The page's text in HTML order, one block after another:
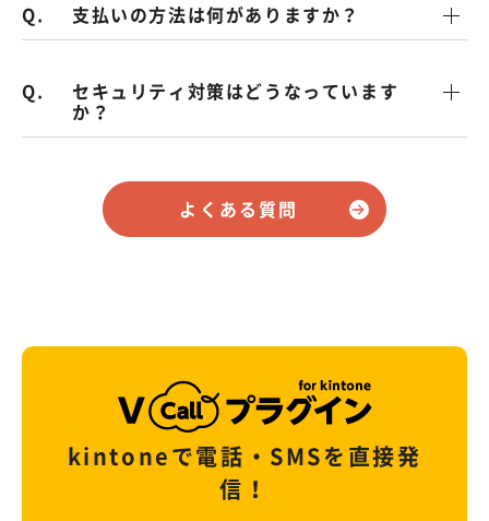
支払いの方法は何がありますか？
セキュリティ対策はどうなっています
か？
よくある質問
kintoneで電話・SMSを直接発
信！